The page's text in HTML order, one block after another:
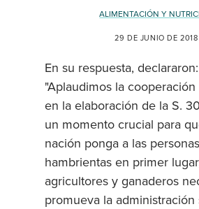
ALIMENTACIÓN Y
29 DE JUNIO DE 2018
En su respuesta, declararon:
"Aplaudimos la
en la elaboración de la S.
un momento crucial para
nación ponga a las
hambrientas en primer
agricultores y ganaderos
promueva la administración